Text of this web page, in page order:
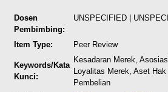
Dosen
Pembimbing:
UNSPECIFIED |
Item Type: Peer Review
Keywords/Kata
Kunci:
Kesadaran Merek,
Loyalitas Merek, Aset
Pembelian